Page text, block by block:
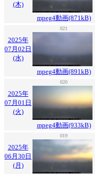
(木)
mpeg4動画(871kB)
021
2025年
07月02日
(水)
mpeg4動画(891kB)
020
2025年
07月01日
(火)
mpeg4動画(933kB)
019
2025年
06月30日
(月)